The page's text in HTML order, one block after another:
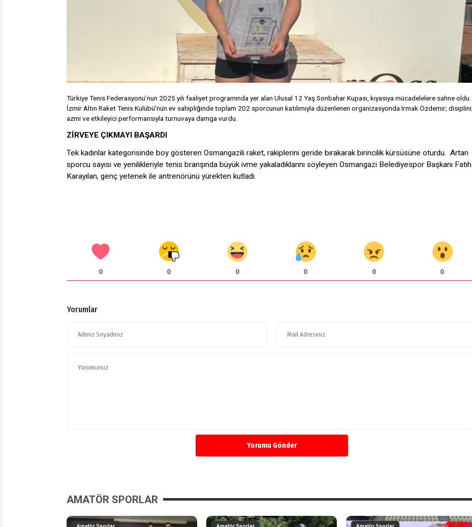
Türkiye Tenis Federasyonu’nun 2025 yılı faaliyet programında yer alan Ulusal 12 Yaş Sonbahar Kupası, kıyasıya mücadelelere sahne oldu.
İzmir Altın Raket Tenis Kulübü’nün ev sahipliğinde toplam 202 sporcunun katılımıyla düzenlenen organizasyonda Irmak Özdemir; disiplini,
azmi ve etkileyici performansıyla turnuvaya damga vurdu.
ZİRVEYE ÇIKMAYI BAŞARDI
Tek kadınlar kategorisinde boy gösteren Osmangazili raket, rakiplerini geride bırakarak birincilik kürsüsüne oturdu. Artan
sporcu sayısı ve yenilikleriyle tenis branşında büyük ivme yakaladıklarını söyleyen Osmangazi Belediyespor Başkanı Fatih
Karayılan, genç yetenek ile antrenörünü yürekten kutladı.
0 0 0 0 0 0
Yorumlar
Yorumu Gönder
AMATÖR SPORLAR